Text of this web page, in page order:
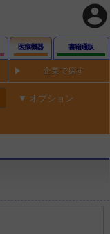
account_circle
医療機器 書籍通販
企業で探す
オプション